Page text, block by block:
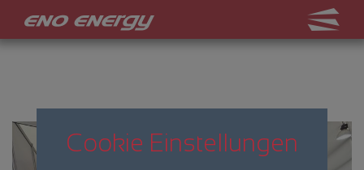
Cookie Einstellungen